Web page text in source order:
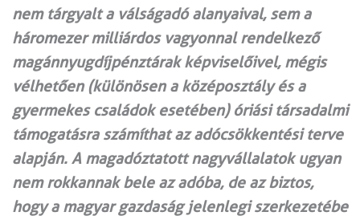
nem tárgyalt a válságadó alanyaival, sem a
háromezer milliárdos vagyonnal rendelkező
magánnyugdíjpénztárak képviselőivel, mégis
vélhetően (különösen a középosztály és a
gyermekes családok esetében) óriási társadalmi
támogatásra számíthat az adócsökkentési terve
alapján. A magadóztatott nagyvállalatok ugyan
nem rokkannak bele az adóba, de az biztos,
hogy a magyar gazdaság jelenlegi szerkezetébe